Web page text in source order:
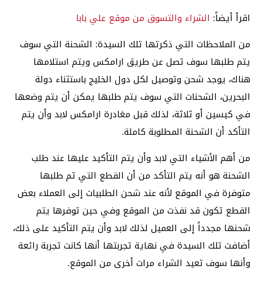
اقرأ أيضاً: الشراء والتسوق من موقع علي بابا
من الملاحظات التي ذكرتها تلك السيدة: الشحنة التي سوف
يتم طلبها سوف تصل عن طريق ارامكس ويتم استلامها
هناك، يوجد شحن وتوصيل لكل دول الخليج باستثناء دولة
البحرين، الشحنات التي سوف يتم طلبها يمكن أن يتم وضعها
في كيسين أو ثلاثة، لذلك قبل مغادرة ارامكس لابد وأن يتم
التأكد أن الشحنة المطلوبة كاملة.
من أهم الأشياء التي لابد وأن يتم التأكيد عليها عند طلب
الشحنة هو أنه يتم التأكد من أن القطع التي تم طلبها
متوفرة في الموقع لأنه عند شحن الطلبيات إلى العملاء بعض
القطع تكون قد نفذت من الموقع وفي حين توفرها يتم
شحنها مجدداً إلى العميل لذلك لابد وأن يتم التأكيد على ذلك،
أضافت تلك السيدة في نهاية تجربتها أنها كانت تجربة رائعة
وأنها سوف تعيد الشراء مرات أخرى من الموقع.